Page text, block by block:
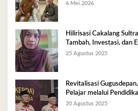
6 Mei 2026
Hilirisasi Cakalang
Tambah, Investasi, dan
Berkelanjutan
25 Agustus 2025
Revitalisasi
Pelajar melalui
20 Agustus 2025